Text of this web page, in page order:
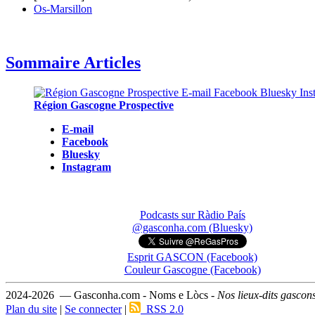
Os-Marsillon
Sommaire Articles
Région Gascogne Prospective
E-mail
Facebook
Bluesky
Instagram
Podcasts sur Ràdio País
@gasconha.com (Bluesky)
Esprit GASCON (Facebook)
Couleur Gascogne (Facebook)
2024-2026 — Gasconha.com - Noms e Lòcs - Nos lieux-dits
Plan du site | Se connecter| RSS 2.0